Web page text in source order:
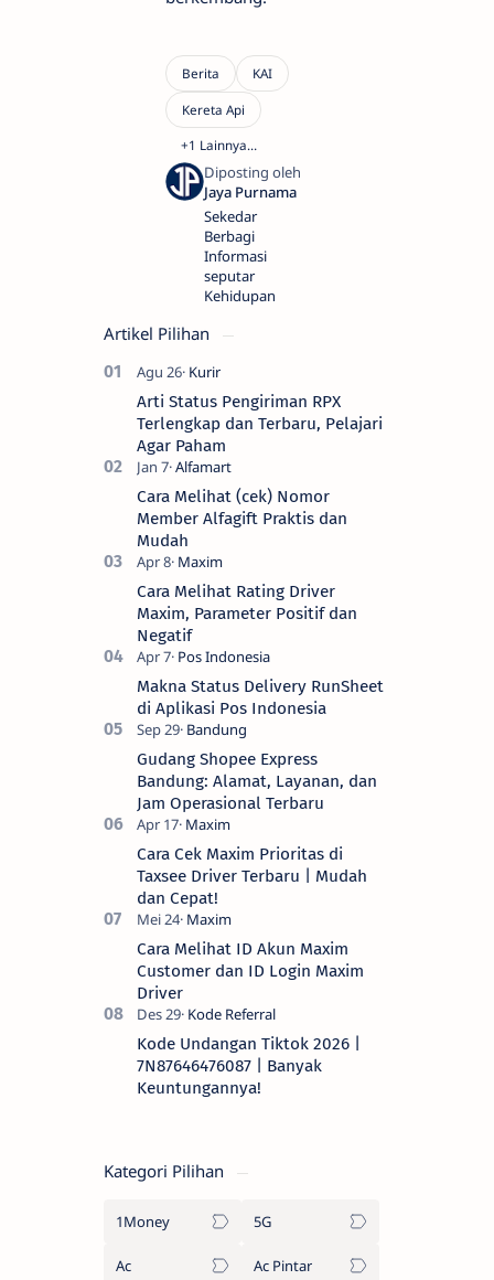
Sekedar
Berbagi
Informasi
seputar
Kehidupan
Artikel Pilihan
Arti Status Pengiriman RPX
Terlengkap dan Terbaru, Pelajari
Agar Paham
Cara Melihat (cek) Nomor
Member Alfagift Praktis dan
Mudah
Cara Melihat Rating Driver
Maxim, Parameter Positif dan
Negatif
Makna Status Delivery RunSheet
di Aplikasi Pos Indonesia
Gudang Shopee Express
Bandung: Alamat, Layanan, dan
Jam Operasional Terbaru
Cara Cek Maxim Prioritas di
Taxsee Driver Terbaru | Mudah
dan Cepat!
Cara Melihat ID Akun Maxim
Customer dan ID Login Maxim
Driver
Kode Undangan Tiktok 2026 |
7N87646476087 | Banyak
Keuntungannya!
Kategori Pilihan
1Money 5G
Ac Ac Pintar